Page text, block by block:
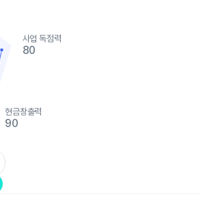
사업 독점력
80
현금창출력
90